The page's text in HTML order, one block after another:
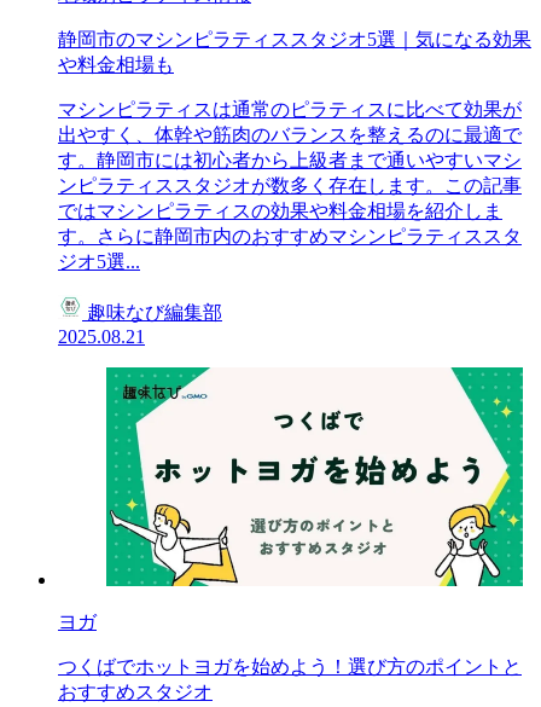
静岡市のマシンピラティススタジオ5選｜気になる効果
や料金相場も
マシンピラティスは通常のピラティスに比べて効果が
出やすく、体幹や筋肉のバランスを整えるのに最適で
す。静岡市には初心者から上級者まで通いやすいマシ
ンピラティススタジオが数多く存在します。この記事
ではマシンピラティスの効果や料金相場を紹介しま
す。さらに静岡市内のおすすめマシンピラティススタ
ジオ5選...
趣味なび編集部
2025.08.21
ヨガ
つくばでホットヨガを始めよう！選び方のポイントと
おすすめスタジオ